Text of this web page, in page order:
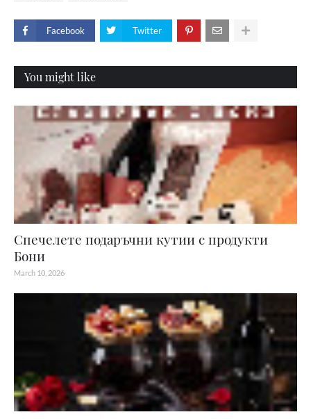
Facebook Twitter
You might like
Спечелете подаръчни кутии с продукти
Бони
March 10, 2026